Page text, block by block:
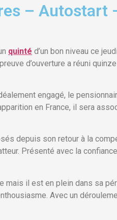
– Autostart
quinté d’un bon niveau ce
d’ouverture a réuni
engagé, le
en France, il sera
depuis son retour à la
Présenté avec la
mais il est en plein dans sa
Avec un